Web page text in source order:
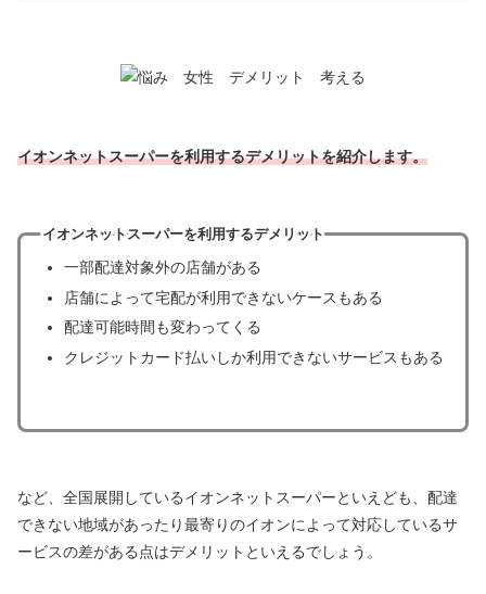
イオンネットスーパーを利用するデメリットを紹介します。
イオンネットスーパーを利用するデメリット
一部配達対象外の店舗がある
店舗によって宅配が利用できないケースもある
配達可能時間も変わってくる
クレジットカード払いしか利用できないサービスもある
など、全国展開しているイオンネットスーパーといえども、配達
できない地域があったり最寄りのイオンによって対応しているサ
ービスの差がある点はデメリットといえるでしょう。